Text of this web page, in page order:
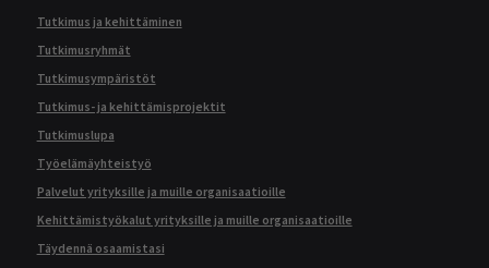
Tutkimus ja kehittäminen
Tutkimusryhmät
Tutkimusympäristöt
Tutkimus- ja kehittämisprojektit
Tutkimuslupa
Työelämäyhteistyö
Palvelut yrityksille ja muille organisaatioille
Kehittämistyökalut yrityksille ja muille organisaatioille
Täydennä osaamistasi